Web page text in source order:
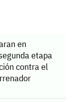
en
etapa
contra el